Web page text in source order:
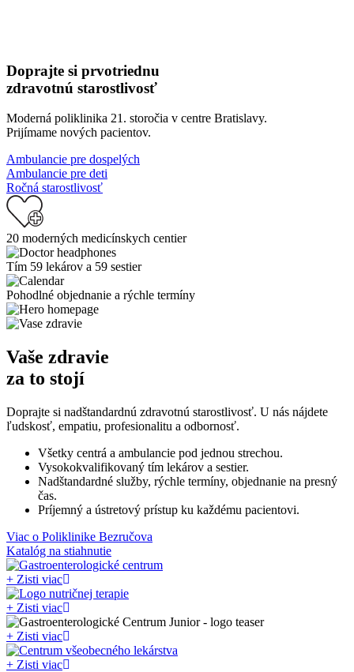
Doprajte si prvotriednu
zdravotnú starostlivosť
Moderná poliklinika 21. storočia v centre Bratislavy.
Prijímame nových pacientov.
Ambulancie pre dospelých
Ambulancie pre deti
Ročná starostlivosť
20 moderných medicínskych centier
Tím 59 lekárov a 59 sestier
Pohodlné objednanie a rýchle termíny
Image
Vaše zdravie
za to stojí
Doprajte si nadštandardnú zdravotnú starostlivosť. U nás nájdete
ľudskosť, empatiu, profesionalitu a odbornosť.
Všetky centrá a ambulancie pod jednou strechou.
Vysokokvalifikovaný tím lekárov a sestier.
Nadštandardné služby, rýchle termíny, objednanie na presný
čas.
Príjemný a ústretový prístup ku každému pacientovi.
Viac o Poliklinike Bezručova
Katalóg na stiahnutie
+ Zisti viac
+ Zisti viac
+ Zisti viac
+ Zisti viac